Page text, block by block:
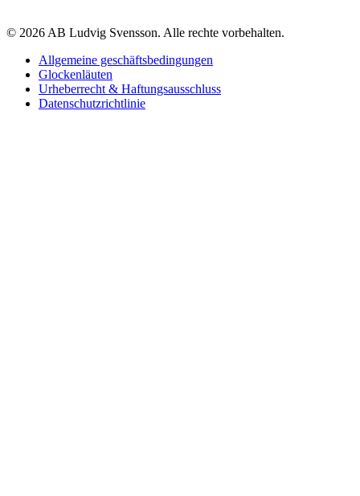
© 2026 AB Ludvig Svensson. Alle rechte vorbehalten.
Allgemeine geschäftsbedingungen
Glockenläuten
Urheberrecht & Haftungsausschluss
Datenschutzrichtlinie